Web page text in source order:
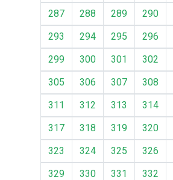
287
288 289 290
293
294 295 296
299
300 301 302
305
306 307 308
311
312 313 314
317
318 319 320
323
324 325 326
329
330 331 332